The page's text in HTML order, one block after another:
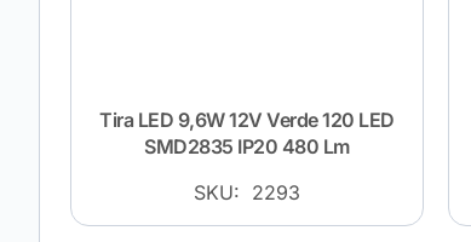
Tira LED 9,6W 12V Verde 120 LED
SMD2835 IP20 480 Lm
SKU: 2293